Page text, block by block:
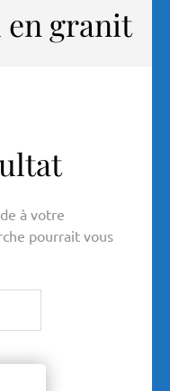
granit
à votre
pourrait vous